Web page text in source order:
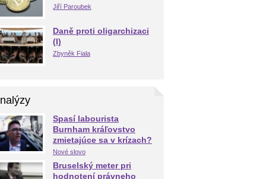
Jiří Paroubek
Daně proti oligarchizaci
(I)
Zbyněk Fiala
Spasí labourista
Burnham kráľovstvo
zmietajúce sa v krízach?
Nové slovo
Bruselský meter pri
hodnotení právneho